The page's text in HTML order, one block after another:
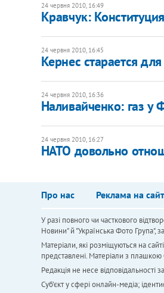
24 червня 2010, 16:49
Кравчук:
24 червня 2010, 16:45
Кернес старается
24 червня 2010, 16:36
Наливайченко: газ у
24 червня 2010, 16:27
НАТО довольно
Про нас Реклама на
У разі повного чи часткового
Новини" й "Українська Фото Група",
Матеріали, які розміщуються на
представлені. Матеріали з
Редакція не несе відповідальності
Cуб'єкт у сфері онлайн-медіа;